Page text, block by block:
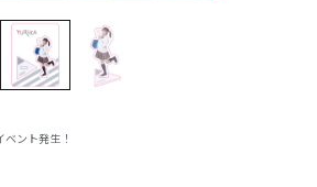
ント発生！